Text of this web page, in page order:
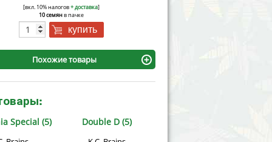
[вкл. 10% налогов+ доставка]
10 семянв пачке
купить
Похожие товары
Special (5) Double D (5)